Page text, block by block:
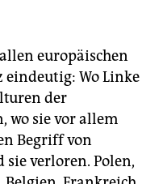
europäischen
eindeutig: Wo Linke
der
wo sie vor allem
Begriff von
sie verloren. Polen,